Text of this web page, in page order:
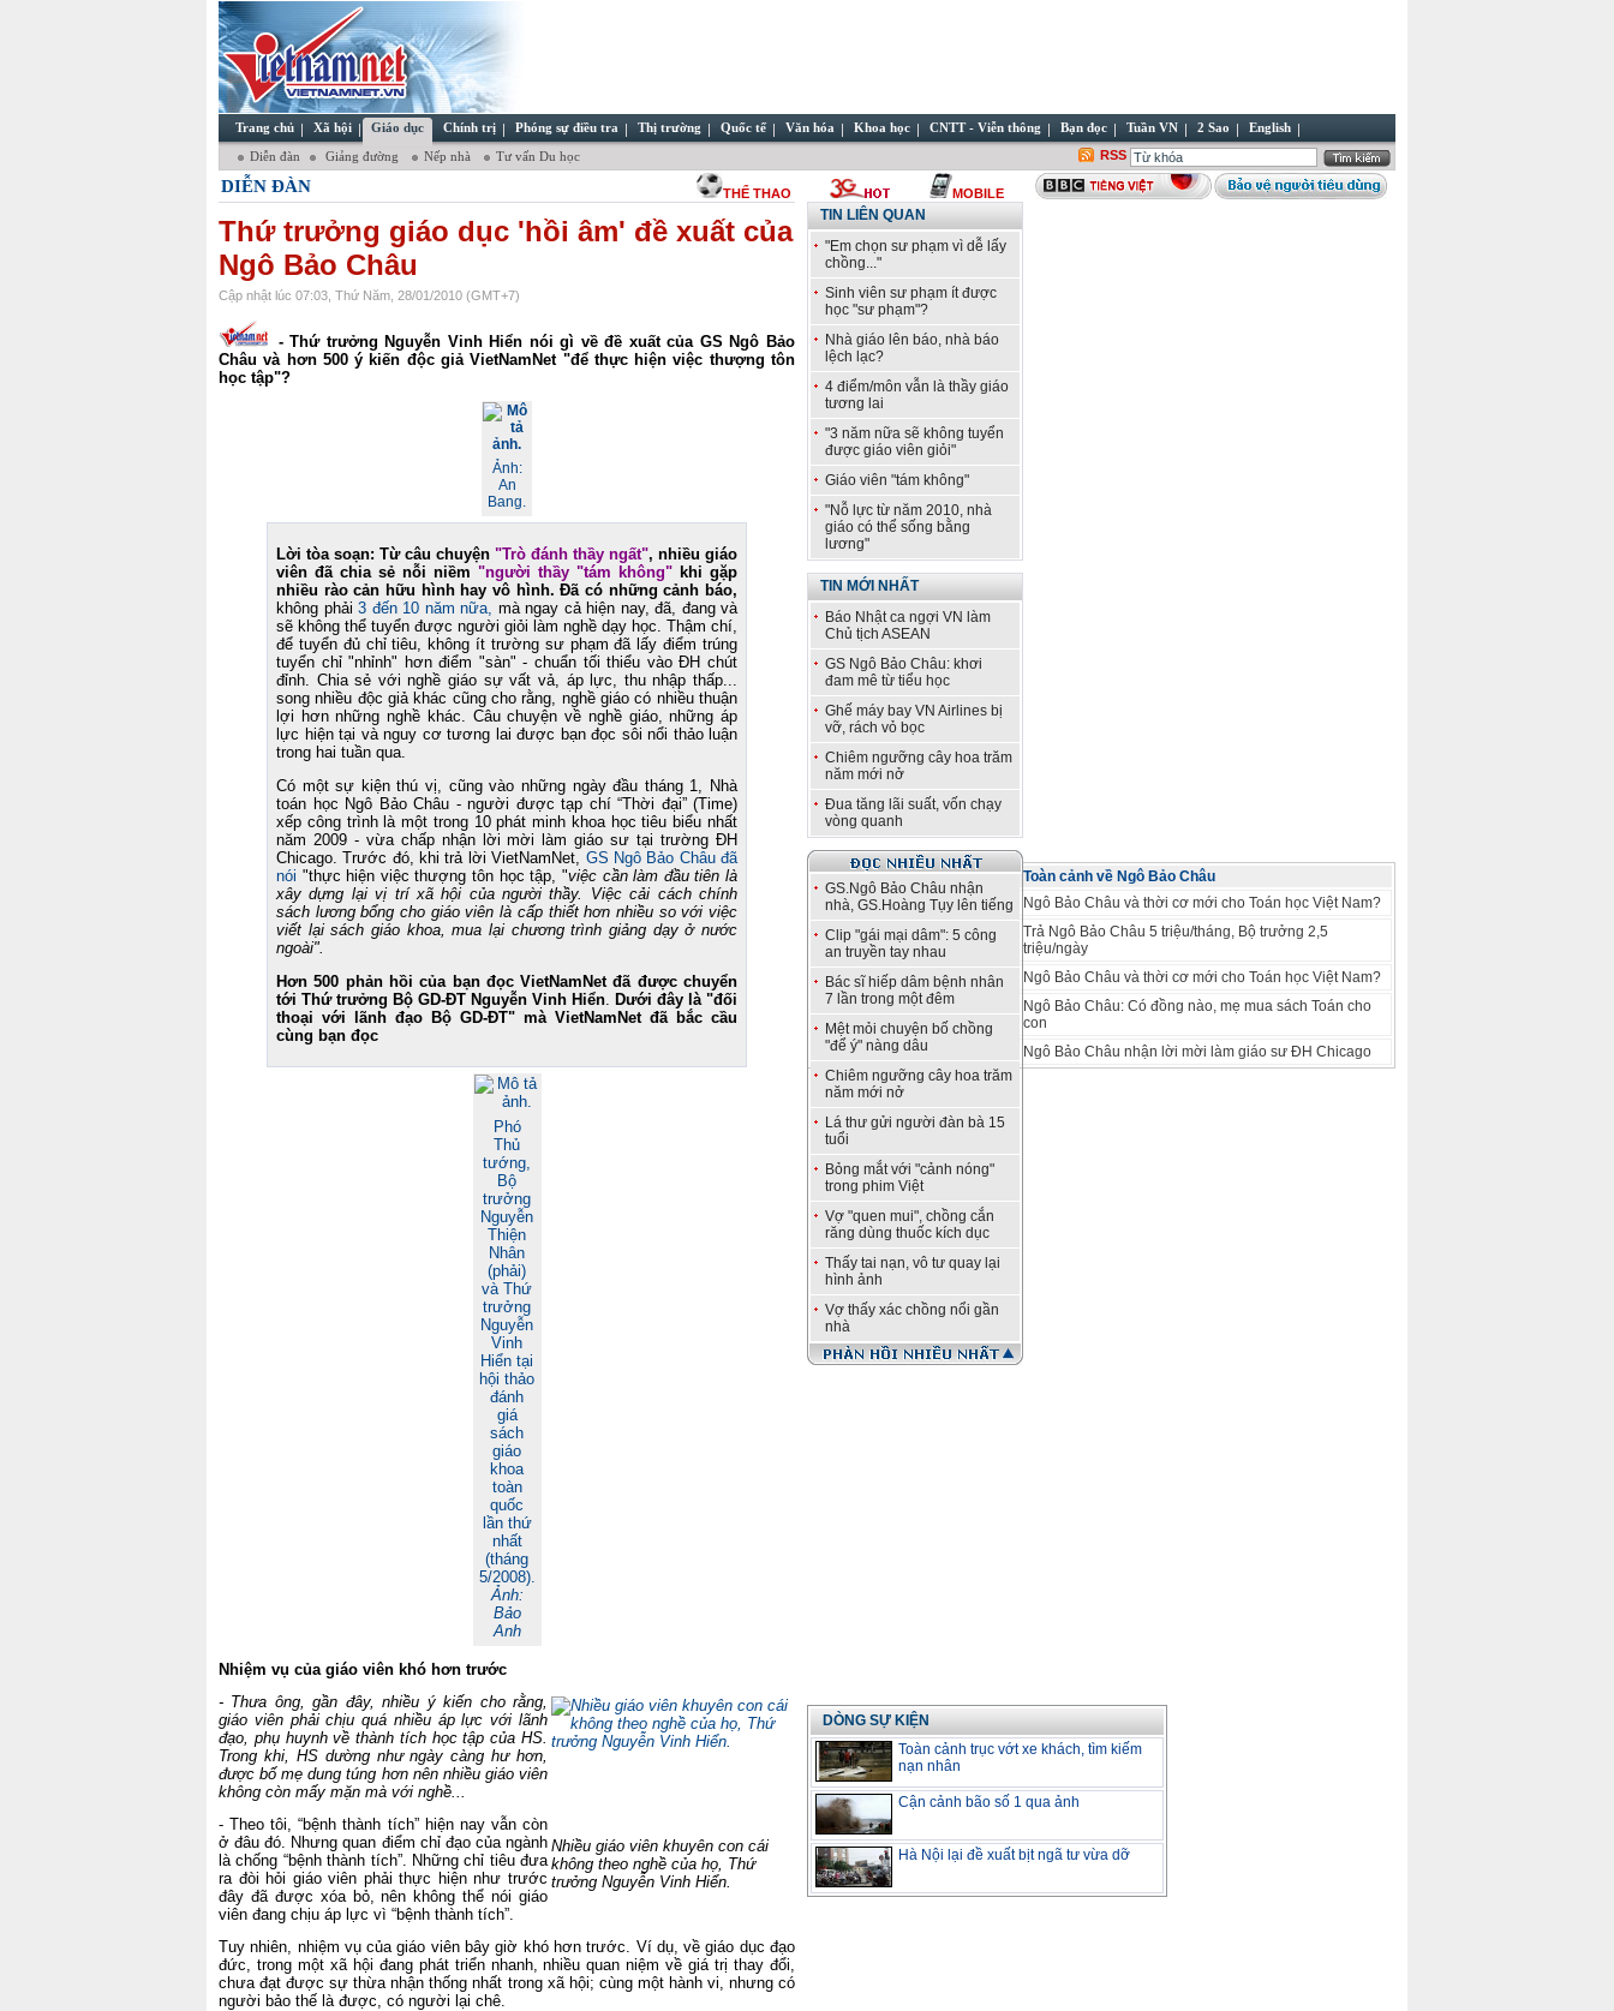
Trang chủ Xã hội Giáo dục Chính trị Phóng sự điều tra Thị trường Quốc tế Văn hóa Khoa học CNTT - Viễn thông Bạn đọc Tuần VN 2 Sao English
Diễn đàn Giảng đường Nếp nhà Tư vấn Du học RSS
DIỄN ĐÀN THỂ THAO MOBILE
Thứ trưởng giáo dục 'hồi âm' đề xuất của
Ngô Bảo Châu
Cập nhật lúc 07:03, Thứ Năm, 28/01/2010 (GMT+7)
- Thứ trưởng Nguyễn Vinh Hiển nói gì về đề xuất của GS Ngô Bảo
Châu và hơn 500 ý kiến độc giả VietNamNet "để thực hiện việc thượng tôn
học tập"?
Ảnh:
An
Bang.
Lời tòa soạn: Từ câu chuyện "Trò đánh thầy ngất", nhiều giáo
viên đã chia sẻ nỗi niềm "người thầy "tám không" khi gặp
nhiều rào cản hữu hình hay vô hình. Đã có những cảnh báo,
không phải 3 đến 10 năm nữa, mà ngay cả hiện nay, đã, đang và
sẽ không thể tuyển được người giỏi làm nghề dạy học. Thậm chí,
để tuyển đủ chỉ tiêu, không ít trường sư phạm đã lấy điểm trúng
tuyển chỉ "nhỉnh" hơn điểm "sàn" - chuẩn tối thiểu vào ĐH chút
đỉnh. Chia sẻ với nghề giáo sự vất vả, áp lực, thu nhập thấp...
song nhiều độc giả khác cũng cho rằng, nghề giáo có nhiều thuận
lợi hơn những nghề khác. Câu chuyện về nghề giáo, những áp
lực hiện tại và nguy cơ tương lai được bạn đọc sôi nổi thảo luận
trong hai tuần qua.
Có một sự kiện thú vị, cũng vào những ngày đầu tháng 1, Nhà
toán học Ngô Bảo Châu - người được tạp chí “Thời đại” (Time)
xếp công trình là một trong 10 phát minh khoa học tiêu biểu nhất
năm 2009 - vừa chấp nhận lời mời làm giáo sư tại trường ĐH
Chicago. Trước đó, khi trả lời VietNamNet, GS Ngô Bảo Châu đã
nói "thực hiện việc thượng tôn học tập, "việc cần làm đầu tiên là
xây dựng lại vị trí xã hội của người thầy. Việc cải cách chính
sách lương bổng cho giáo viên là cấp thiết hơn nhiều so với việc
viết lại sách giáo khoa, mua lại chương trình giảng dạy ở nước
ngoài".
Hơn 500 phản hồi của bạn đọc VietNamNet đã được chuyển
tới Thứ trưởng Bộ GD-ĐT Nguyễn Vinh Hiển. Dưới đây là "đối
thoại với lãnh đạo Bộ GD-ĐT" mà VietNamNet đã bắc cầu
cùng bạn đọc
Phó
Thủ
tướng,
Bộ
trưởng
Nguyễn
Thiện
Nhân
(phải)
và Thứ
trưởng
Nguyễn
Vinh
Hiển tại
hội thảo
đánh
giá
sách
giáo
khoa
toàn
quốc
lần thứ
nhất
(tháng
5/2008).
Ảnh:
Bảo
Anh
Nhiệm vụ của giáo viên khó hơn trước
Nhiều giáo viên khuyên con cái
không theo nghề của họ, Thứ
trưởng Nguyễn Vinh Hiển.
- Thưa ông, gần đây, nhiều ý kiến cho rằng,
giáo viên phải chịu quá nhiều áp lực với lãnh
đạo, phụ huynh về thành tích học tập của HS.
Trong khi, HS dường như ngày càng hư hơn,
được bố mẹ dung túng hơn nên nhiều giáo viên
không còn mấy mặn mà với nghề...
- Theo tôi, “bệnh thành tích” hiện nay vẫn còn
ở đâu đó. Nhưng quan điểm chỉ đạo của ngành
là chống “bệnh thành tích”. Những chỉ tiêu đưa
ra đòi hỏi giáo viên phải thực hiện như trước
đây đã được xóa bỏ, nên không thể nói giáo
viên đang chịu áp lực vì “bệnh thành tích”.
Tuy nhiên, nhiệm vụ của giáo viên bây giờ khó hơn trước. Ví dụ, về giáo dục đạo
đức, trong một xã hội đang phát triển nhanh, nhiều quan niệm về giá trị thay đổi,
chưa đạt được sự thừa nhận thống nhất trong xã hội; cùng một hành vi, nhưng có
người bảo thế là được, có người lại chê.
TIN LIÊN QUAN
"Em chọn sư phạm vì dễ lấy
chồng..."
Sinh viên sư phạm ít được
học "sư phạm"?
Nhà giáo lên báo, nhà báo
lệch lạc?
4 điểm/môn vẫn là thầy giáo
tương lai
"3 năm nữa sẽ không tuyển
được giáo viên giỏi"
Giáo viên "tám không"
"Nỗ lực từ năm 2010, nhà
giáo có thể sống bằng
lương"
TIN MỚI NHẤT
Báo Nhật ca ngợi VN làm
Chủ tịch ASEAN
GS Ngô Bảo Châu: khơi
đam mê từ tiểu học
Ghế máy bay VN Airlines bị
vỡ, rách vỏ bọc
Chiêm ngưỡng cây hoa trăm
năm mới nở
Đua tăng lãi suất, vốn chạy
vòng quanh
GS.Ngô Bảo Châu nhận
nhà, GS.Hoàng Tụy lên tiếng
Clip "gái mại dâm": 5 công
an truyền tay nhau
Bác sĩ hiếp dâm bệnh nhân
7 lần trong một đêm
Mệt mỏi chuyện bố chồng
"để ý" nàng dâu
Chiêm ngưỡng cây hoa trăm
năm mới nở
Lá thư gửi người đàn bà 15
tuổi
Bỏng mắt với "cảnh nóng"
trong phim Việt
Vợ "quen mui", chồng cắn
răng dùng thuốc kích dục
Thấy tai nạn, vô tư quay lại
hình ảnh
Vợ thấy xác chồng nổi gần
nhà
Toàn cảnh về Ngô Bảo Châu
Ngô Bảo Châu và thời cơ mới cho Toán học Việt Nam?
Trả Ngô Bảo Châu 5 triệu/tháng, Bộ trưởng 2,5
triệu/ngày
Ngô Bảo Châu và thời cơ mới cho Toán học Việt Nam?
Ngô Bảo Châu: Có đồng nào, mẹ mua sách Toán cho
con
Ngô Bảo Châu nhận lời mời làm giáo sư ĐH Chicago
DÒNG SỰ KIỆN
Toàn cảnh trục vớt xe khách, tìm kiếm
nạn nhân
Cận cảnh bão số 1 qua ảnh
Hà Nội lại đề xuất bịt ngã tư vừa dỡ